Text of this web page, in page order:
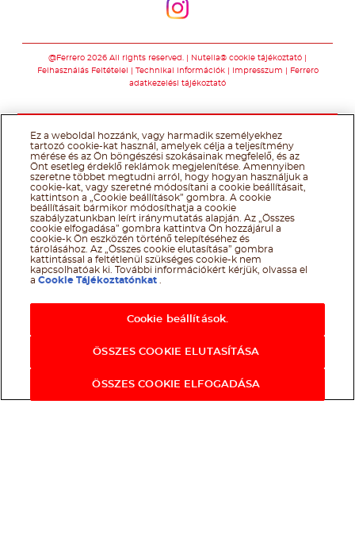
@Ferrero 2026 All rights reserved.
Nutella® cookie tájékoztató
Felhasználás Feltételei
Technikai információk Impresszum
Ferrero
adatkezelési tájékoztató
Ez a weboldal hozzánk, vagy harmadik személyekhez
tartozó cookie-kat használ, amelyek célja a teljesítmény
mérése és az Ön böngészési szokásainak megfelelő, és az
Önt esetleg érdeklő reklámok megjelenítése. Amennyiben
szeretne többet megtudni arról, hogy hogyan használjuk a
cookie-kat, vagy szeretné módosítani a cookie beállításait,
kattintson a „Cookie beállítások” gombra. A cookie
beállításait bármikor módosíthatja a cookie
szabályzatunkban leírt iránymutatás alapján. Az „Összes
cookie elfogadása” gombra kattintva Ön hozzájárul a
cookie-k Ön eszközén történő telepítéséhez és
tárolásához. Az „Összes cookie elutasítása” gombra
kattintással a feltétlenül szükséges cookie-k nem
kapcsolhatóak ki. További információkért kérjük, olvassa el
aCookie Tájékoztatónkat
Cookie beállítások.
ÖSSZES COOKIE ELUTASÍTÁSA
ÖSSZES COOKIE ELFOGADÁSA